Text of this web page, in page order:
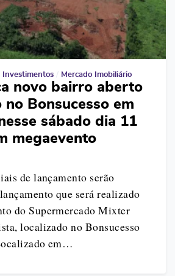
Investimentos Mercado Imobiliário
novo bairro aberto
no Bonsucesso em
sábado dia 11
megaevento
de lançamento serão
que será realizado
do Supermercado Mixter
localizado no Bonsucesso
em…